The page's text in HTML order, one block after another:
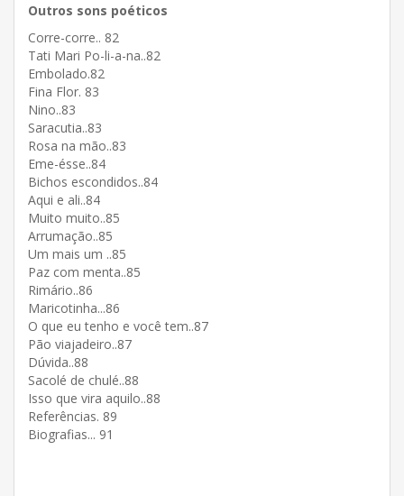
Outros sons poéticos
Corre-corre.. 82
Tati Mari Po-li-a-na..82
Embolado.82
Fina Flor. 83
Nino..83
Saracutia..83
Rosa na mão..83
Eme-ésse..84
Bichos escondidos..84
Aqui e ali..84
Muito muito..85
Arrumação..85
Um mais um ..85
Paz com menta..85
Rimário..86
Maricotinha...86
O que eu tenho e você tem..87
Pão viajadeiro..87
Dúvida..88
Sacolé de chulé..88
Isso que vira aquilo..88
Referências. 89
Biografias... 91